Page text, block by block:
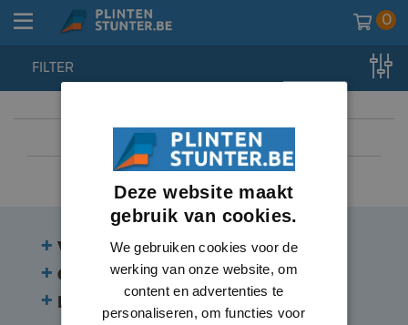
0
home //
FILTER
Veelgestelde vragen
Contact
Beoordelingen
Deze website maakt
gebruik van cookies.
We gebruiken cookies voor de
werking van onze website, om
content en advertenties te
personaliseren, om functies voor